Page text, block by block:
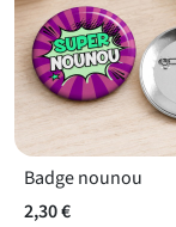
Badge nounou
2,30 €